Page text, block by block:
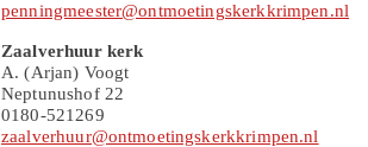
penningmeester@ontmoetingskerkkrimpen.nl
Zaalverhuur kerk
A. (Arjan) Voogt
Neptunushof 22
0180-521269
zaalverhuur@ontmoetingskerkkrimpen.nl